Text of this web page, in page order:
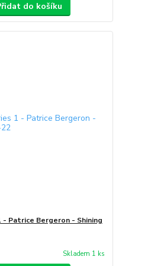
do košíku
- Patrice Bergeron - Shining
Skladem 1 ks